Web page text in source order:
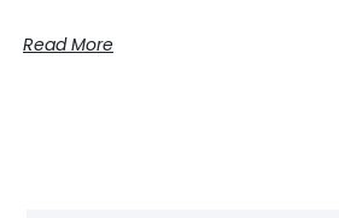
Read More